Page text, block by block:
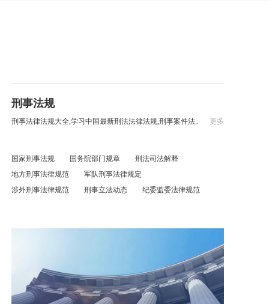
刑事法规
更多
刑事法律法规大全,学习中国最新刑法法律法规,刑事案件法..
国家刑事法规 国务院部门规章
刑法司法解释
地方刑事法律规范
军队刑事法律规定
涉外刑事法律规范
刑事立法动态 纪委监委法律规范